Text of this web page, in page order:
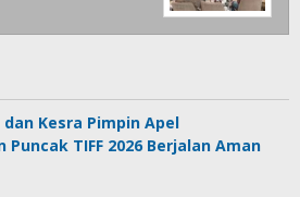
Kesra Pimpin Apel
TIFF 2026 Berjalan Aman